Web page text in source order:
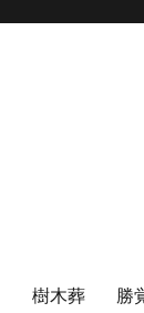
樹木葬 勝